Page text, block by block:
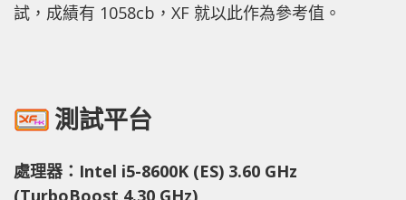
試，成績有 1058cb，XF 就以此作為參考值。
測試平台
處理器：Intel i5-8600K (ES) 3.60 GHz
(TurboBoost 4.30 GHz)